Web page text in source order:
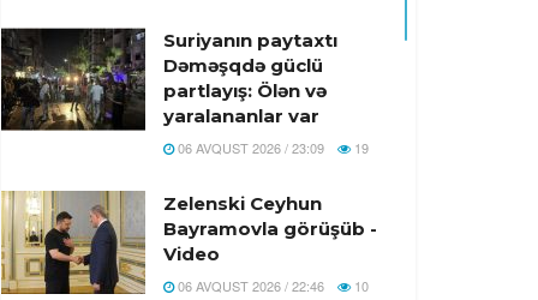
Suriyanın paytaxtı
Dəməşqdə güclü
partlayış: Ölən və
yaralananlar var
06 AVQUST 2026 / 23:09 19
Zelenski Ceyhun
Bayramovla görüşüb -
Video
06 AVQUST 2026 / 22:46 10